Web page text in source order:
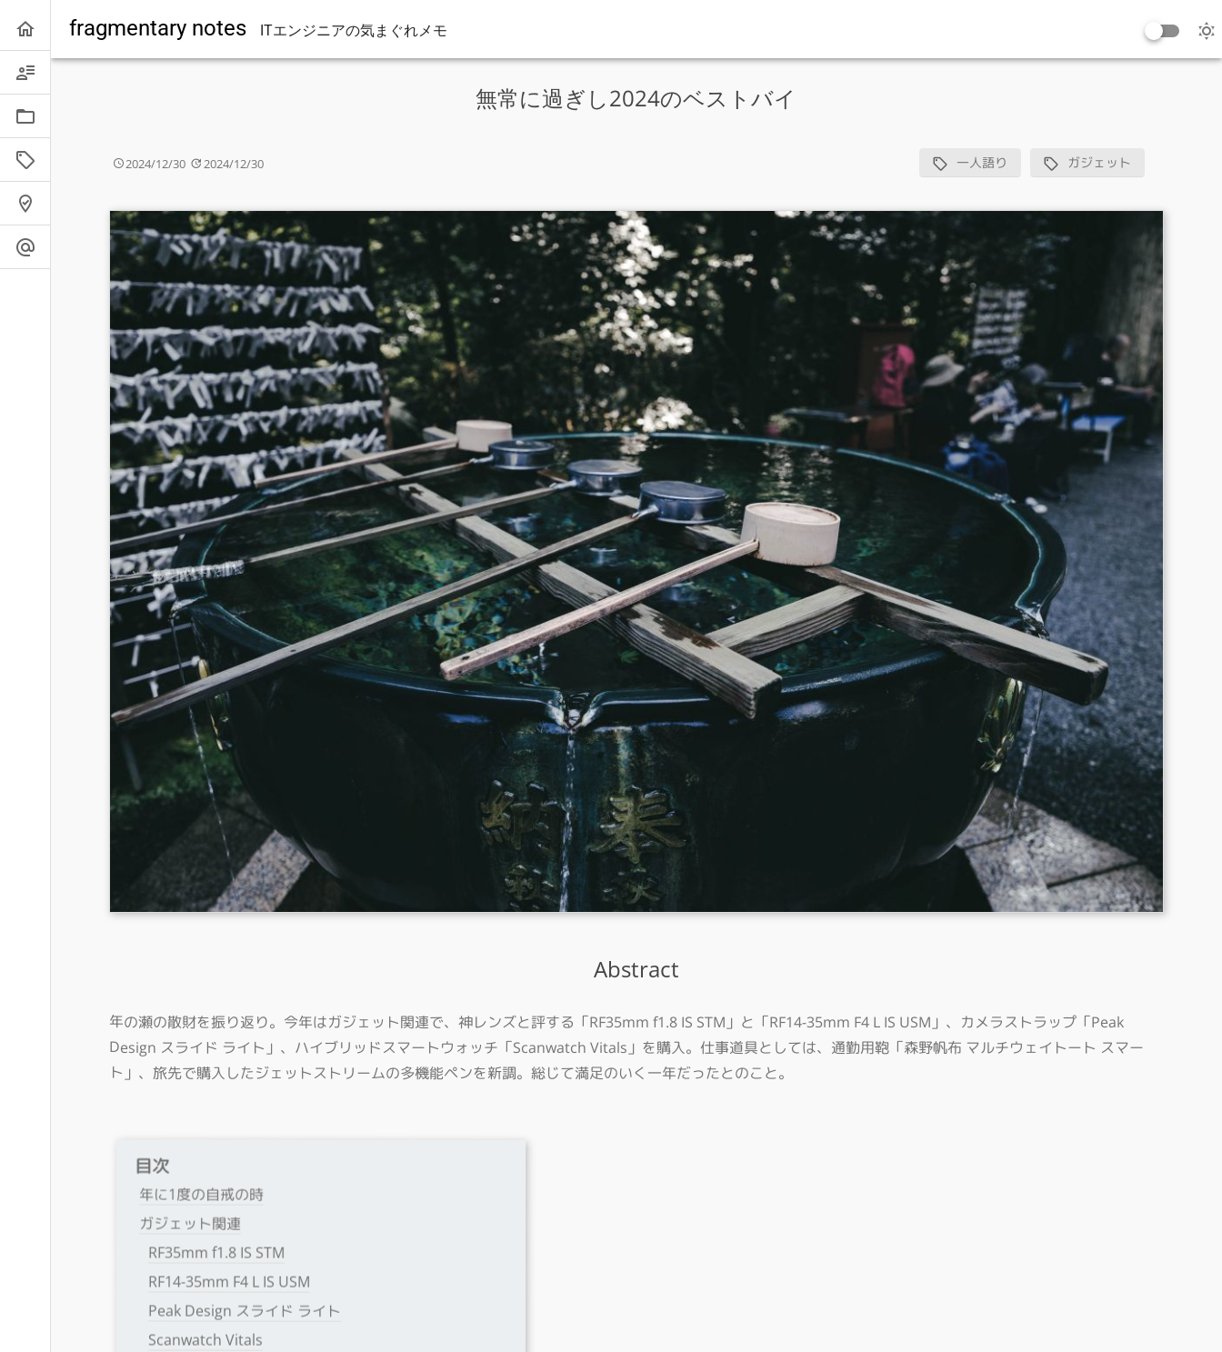
Home
Contact
fragmentary notes ITエンジニアの気まぐれメモ
無常に過ぎし2024のベストバイ
2024/12/30 2024/12/30 一人語り ガジェット
Abstract
年の瀬の散財を振り返り。今年はガジェット関連で、神レンズと評する「RF35mm f1.8 IS STM」と「RF14-35mm F4 L IS USM」、カメラストラップ「Peak
Design スライド ライト」、ハイブリッドスマートウォッチ「Scanwatch Vitals」を購入。仕事道具としては、通勤用鞄「森野帆布 マルチウェイトート スマー
ト」、旅先で購入したジェットストリームの多機能ペンを新調。総じて満足のいく一年だったとのこと。
目次
年に1度の自戒の時
ガジェット関連
RF35mm f1.8 IS STM
RF14-35mm F4 L IS USM
Peak Design スライド ライト
Scanwatch Vitals